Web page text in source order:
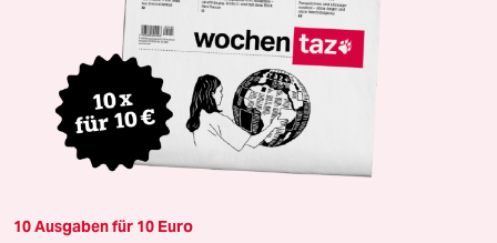
10 Ausgaben für 10 Euro